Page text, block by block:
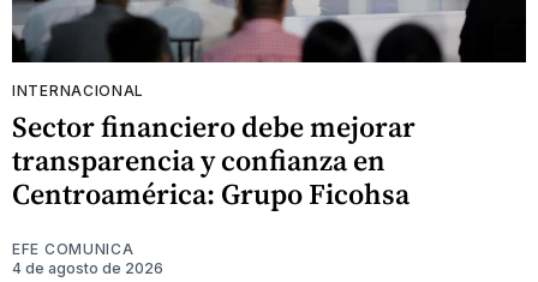
INTERNACIONAL
Sector financiero debe mejorar
transparencia y confianza en
Centroamérica: Grupo Ficohsa
EFE COMUNICA
4 de agosto de 2026